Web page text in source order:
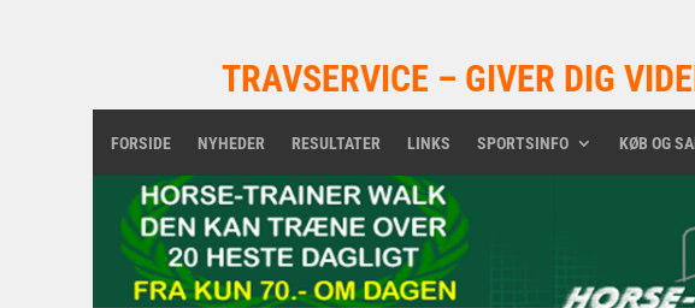
TRAVSERVICE – GIVER DIG
FORSIDE NYHEDER RESULTATER LINKS SPORTSINFO KØB OG